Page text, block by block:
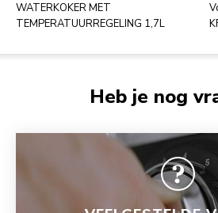
WATERKOKER MET
TEMPERATUURREGELING 1,7L
Heb je nog